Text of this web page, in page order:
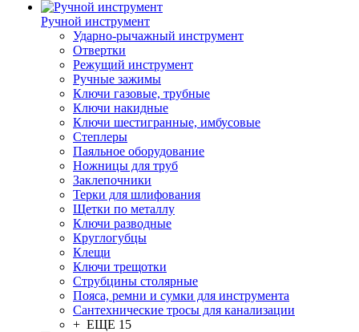
Ручной инструмент
Ударно-рычажный инструмент
Отвертки
Режущий инструмент
Ручные зажимы
Ключи газовые, трубные
Ключи накидные
Ключи шестигранные, имбусовые
Степлеры
Паяльное оборудование
Ножницы для труб
Заклепочники
Терки для шлифования
Щетки по металлу
Ключи разводные
Круглогубцы
Клещи
Ключи трещотки
Струбцины столярные
Пояса, ремни и сумки для инструмента
Сантехнические тросы для канализации
+ ЕЩЕ 15